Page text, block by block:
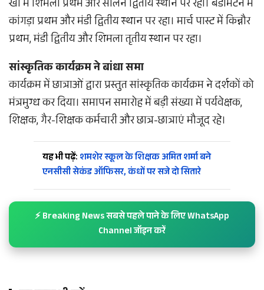
खो में शिमला प्रथम और सोलन द्वितीय स्थान पर रहा। बैडमिंटन में
कांगड़ा प्रथम और मंडी द्वितीय स्थान पर रहा। मार्च पास्ट में किन्नौर
प्रथम, मंडी द्वितीय और शिमला तृतीय स्थान पर रहा।
सांस्कृतिक कार्यक्रम ने बांधा समा
कार्यक्रम में छात्राओं द्वारा प्रस्तुत सांस्कृतिक कार्यक्रम ने दर्शकों को
मंत्रमुग्ध कर दिया। समापन समारोह में बड़ी संख्या में पर्यवेक्षक,
शिक्षक, गैर-शिक्षक कर्मचारी और छात्र-छात्राएं मौजूद रहे।
यह भी पढ़ें: शमशेर स्कूल के शिक्षक अमित शर्मा बने
एनसीसी सेकंड ऑफिसर, कंधों पर सजे दो सितारे
⚡ Breaking News सबसे पहले पाने के लिए WhatsApp
Channel जॉइन करें